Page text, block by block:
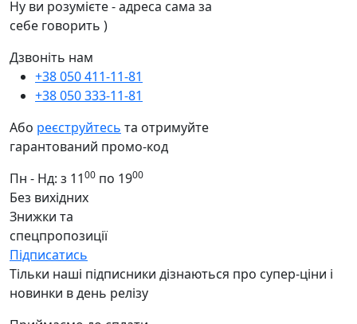
Ну ви розумієте - адреса сама за
себе говорить )
Дзвоніть нам
+38 050 411-11-81
+38 050 333-11-81
Або реєструйтесь та отримуйте
гарантований промо-код
Пн - Нд: з 1100 по 1900
Без вихідних
Знижки та
спецпропозиції
Підписатись
Тільки наші підписники дізнаються про супер-ціни і
новинки в день релізу